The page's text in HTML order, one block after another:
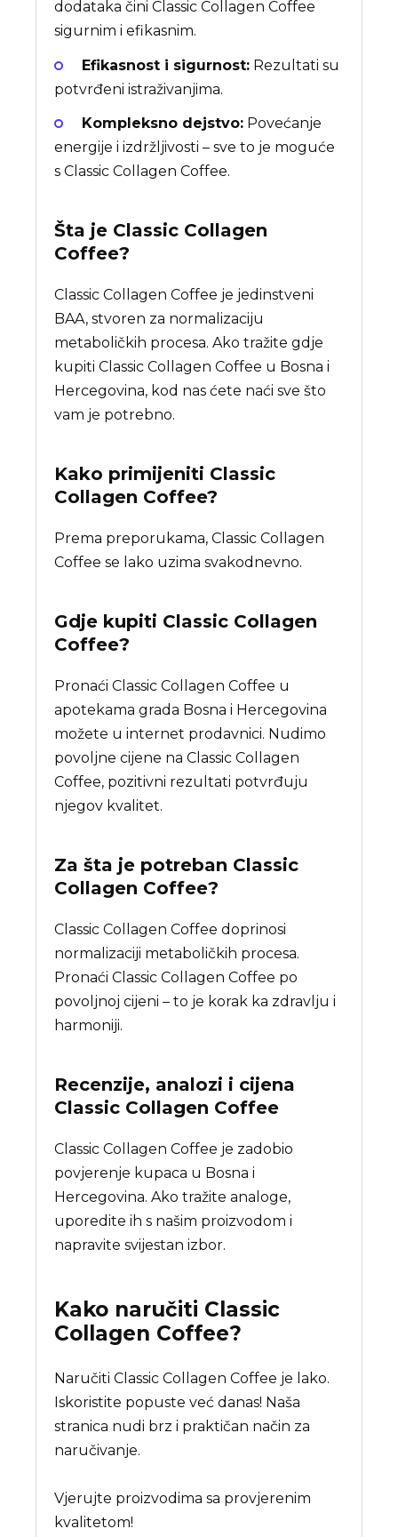
dodataka čini Classic Collagen Coffee
sigurnim i efikasnim.
Efikasnost i sigurnost: Rezultati su
potvrđeni istraživanjima.
Kompleksno dejstvo: Povećanje
energije i izdržljivosti – sve to je moguće
s Classic Collagen Coffee.
Šta je Classic Collagen
Coffee?
Classic Collagen Coffee je jedinstveni
BAA, stvoren za normalizaciju
metaboličkih procesa. Ako tražite gdje
kupiti Classic Collagen Coffee u Bosna i
Hercegovina, kod nas ćete naći sve što
vam je potrebno.
Kako primijeniti Classic
Collagen Coffee?
Prema preporukama, Classic Collagen
Coffee se lako uzima svakodnevno.
Gdje kupiti Classic Collagen
Coffee?
Pronaći Classic Collagen Coffee u
apotekama grada Bosna i Hercegovina
možete u internet prodavnici. Nudimo
povoljne cijene na Classic Collagen
Coffee, pozitivni rezultati potvrđuju
njegov kvalitet.
Za šta je potreban Classic
Collagen Coffee?
Classic Collagen Coffee doprinosi
normalizaciji metaboličkih procesa.
Pronaći Classic Collagen Coffee po
povoljnoj cijeni – to je korak ka zdravlju i
harmoniji.
Recenzije, analozi i cijena
Classic Collagen Coffee
Classic Collagen Coffee je zadobio
povjerenje kupaca u Bosna i
Hercegovina. Ako tražite analoge,
uporedite ih s našim proizvodom i
napravite svijestan izbor.
Kako naručiti Classic
Collagen Coffee?
Naručiti Classic Collagen Coffee je lako.
Iskoristite popuste već danas! Naša
stranica nudi brz i praktičan način za
naručivanje.
Vjerujte proizvodima sa provjerenim
kvalitetom!